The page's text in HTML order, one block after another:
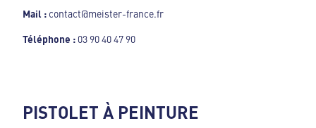
Mail : contact@meister-france.fr
Téléphone : 03 90 40 47 90
PISTOLET À PEINTURE